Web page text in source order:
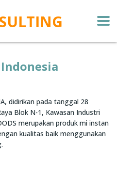
didirikan pada tanggal 28
Blok N-1, Kawasan Industri
merupakan produk mi instan
kualitas baik menggunakan